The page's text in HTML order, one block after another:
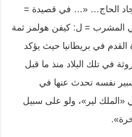
جاد الحاج… «… في قصيدة =
المشرب = ل: كيفن هولمز ثمة
في بريطانيا حيث يؤكد
في تلك البلاد منذ ما قبل
نفسه تحدث عنها في
«الملك لير»، ولو على سبيل